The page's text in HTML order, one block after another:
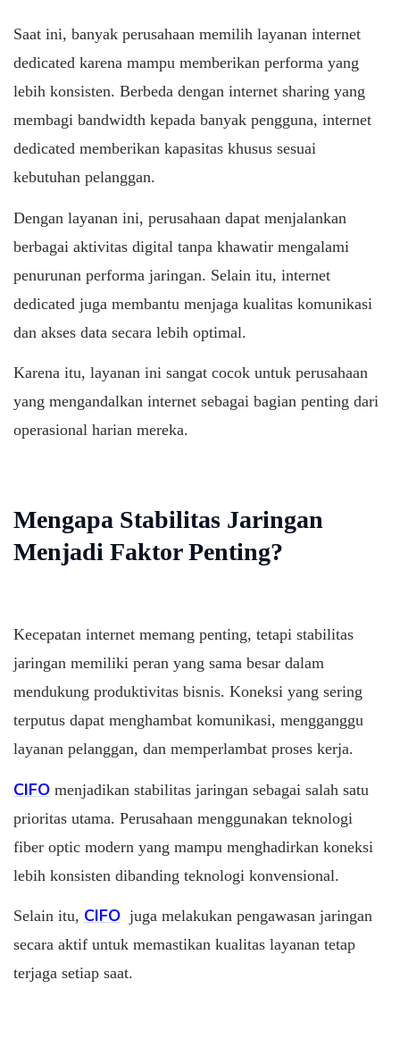
Saat ini, banyak perusahaan memilih layanan internet
dedicated karena mampu memberikan performa yang
lebih konsisten. Berbeda dengan internet sharing yang
membagi bandwidth kepada banyak pengguna, internet
dedicated memberikan kapasitas khusus sesuai
kebutuhan pelanggan.
Dengan layanan ini, perusahaan dapat menjalankan
berbagai aktivitas digital tanpa khawatir mengalami
penurunan performa jaringan. Selain itu, internet
dedicated juga membantu menjaga kualitas komunikasi
dan akses data secara lebih optimal.
Karena itu, layanan ini sangat cocok untuk perusahaan
yang mengandalkan internet sebagai bagian penting dari
operasional harian mereka.
Mengapa Stabilitas Jaringan
Menjadi Faktor Penting?
Kecepatan internet memang penting, tetapi stabilitas
jaringan memiliki peran yang sama besar dalam
mendukung produktivitas bisnis. Koneksi yang sering
terputus dapat menghambat komunikasi, mengganggu
layanan pelanggan, dan memperlambat proses kerja.
CIFO menjadikan stabilitas jaringan sebagai salah satu
prioritas utama. Perusahaan menggunakan teknologi
fiber optic modern yang mampu menghadirkan koneksi
lebih konsisten dibanding teknologi konvensional.
Selain itu, CIFO juga melakukan pengawasan jaringan
secara aktif untuk memastikan kualitas layanan tetap
terjaga setiap saat.